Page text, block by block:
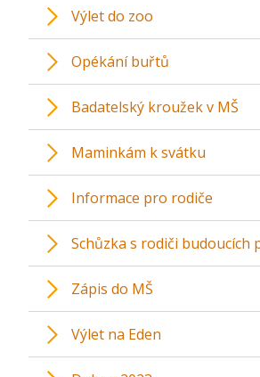
Výlet do zoo
Opékání buřtů
Badatelský kroužek v MŠ
Maminkám k svátku
Informace pro rodiče
Schůzka s rodiči budoucích
Zápis do MŠ
Výlet na Eden